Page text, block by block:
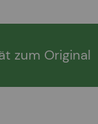
zum Original